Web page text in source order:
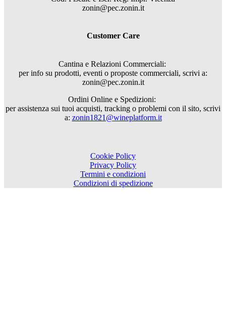
zonin@pec.zonin.it
Customer Care
Cantina e Relazioni Commerciali:
per info su prodotti, eventi o proposte commerciali, scrivi a:
zonin@pec.zonin.it
Ordini Online e Spedizioni:
per assistenza sui tuoi acquisti, tracking o problemi con il sito, scrivi
a: zonin1821@wineplatform.it
Cookie Policy
Privacy Policy
Termini e condizioni
Condizioni di spedizione